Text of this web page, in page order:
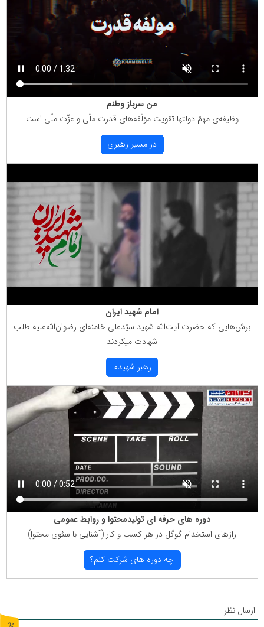
من سرباز وطنم
وظیفه‌ی مهمّ دولتها تقویت مؤلّفه‌های قدرت ملّی و عزّت ملّی است
در مسیر رهبری
امام شهید ایران
برش‌هایی كه حضرت آیت‌الله شهید سیّدعلی خامنه‌ای رضوان‌الله‌علیه طلب
شهادت میكردند
رهبر شهیدم
دوره های حرفه ای تولیدمحتوا و روابط عمومی
رازهای استخدام گوگل در هر كسب و كار (آشنایی با سئوی محتوا)
چه دوره های شركت كنم؟
ارسال نظر